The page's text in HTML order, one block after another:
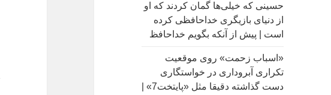
حسینی که خیلی‌ها گمان کردند که او
از دنیای بازیگری خداحافظی کرده
است | پیش از آنکه بگویم خداحافظ
«اسباب زحمت» روی موقعیت
تکراری آبروداری در خواستگاری
دست گذاشته دقیقا مثل «پایتخت7» |